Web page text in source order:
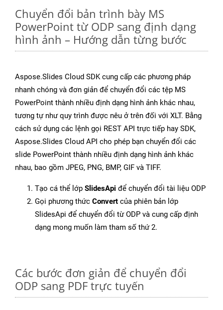
Chuyển đổi bản trình bày MS
PowerPoint từ ODP sang định dạng
hình ảnh – Hướng dẫn từng bước
Aspose.Slides Cloud SDK cung cấp các phương pháp
nhanh chóng và đơn giản để chuyển đổi các tệp MS
PowerPoint thành nhiều định dạng hình ảnh khác nhau,
tương tự như quy trình được nêu ở trên đối với XLT. Bằng
cách sử dụng các lệnh gọi REST API trực tiếp hay SDK,
Aspose.Slides Cloud API cho phép bạn chuyển đổi các
slide PowerPoint thành nhiều định dạng hình ảnh khác
nhau, bao gồm JPEG, PNG, BMP, GIF và TIFF.
Tạo cá thể lớp SlidesApi để chuyển đổi tài liệu ODP
Gọi phương thức Convert của phiên bản lớp
SlidesApi để chuyển đổi từ ODP và cung cấp định
dạng mong muốn làm tham số thứ 2.
Các bước đơn giản để chuyển đổi
ODP sang PDF trực tuyến